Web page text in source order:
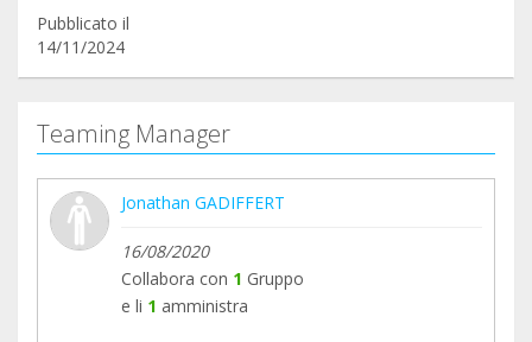
Pubblicato il
14/11/2024
Teaming Manager
Jonathan GADIFFERT
16/08/2020
Collabora con 1 Gruppo
e li 1 amministra